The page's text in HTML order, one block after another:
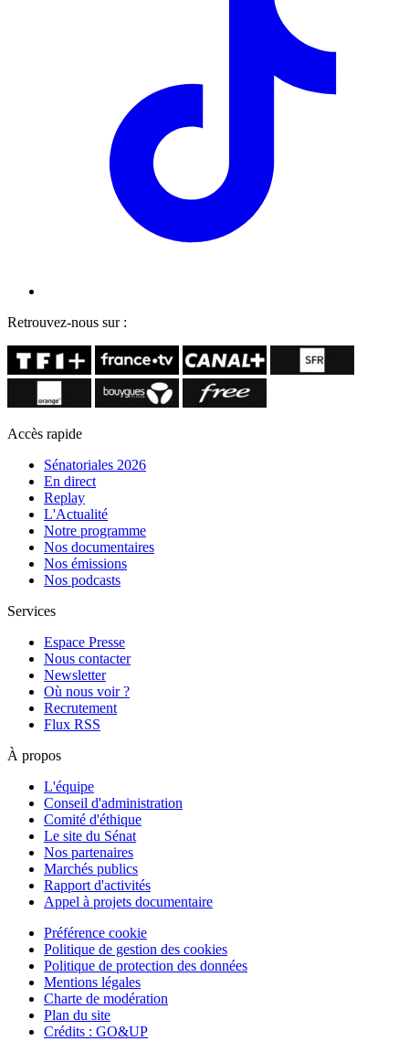
Retrouvez-nous sur :
Accès rapide
Sénatoriales 2026
En direct
Replay
L'Actualité
Notre programme
Nos documentaires
Nos émissions
Nos podcasts
Services
Espace Presse
Nous contacter
Newsletter
Où nous voir ?
Recrutement
Flux RSS
À propos
L'équipe
Conseil d'administration
Comité d'éthique
Le site du Sénat
Nos partenaires
Marchés publics
Rapport d'activités
Appel à projets documentaire
Préférence cookie
Politique de gestion des cookies
Politique de protection des données
Mentions légales
Charte de modération
Plan du site
Crédits : GO&UP